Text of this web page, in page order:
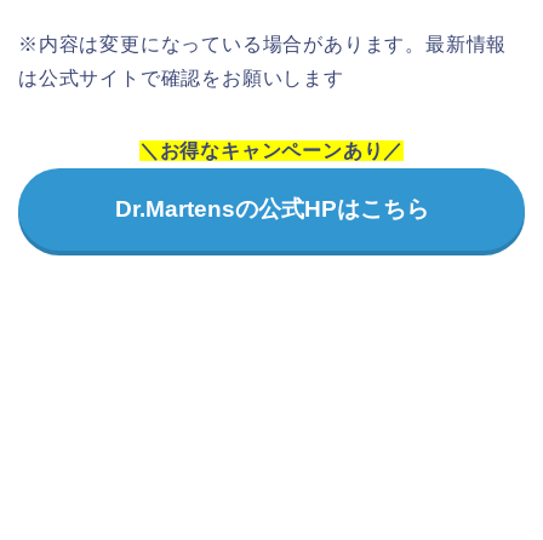
※内容は変更になっている場合があります。最新情報
は公式サイトで確認をお願いします
＼お得なキャンペーンあり／
Dr.Martensの公式HPはこちら